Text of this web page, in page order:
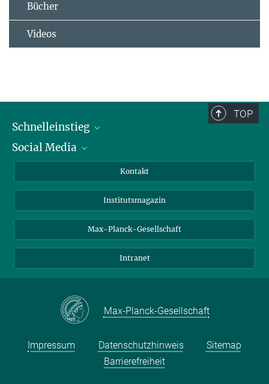
Bücher
Videos
TOP
Schnelleinstieg
Alumni
Fördernde
Schulen
Studierende
Social Media
Bluesky
Facebook
YouTube
Kontakt
Institutsmagazin
Max-Planck-Gesellschaft
Intranet
Max-Planck-Gesellschaft
Impressum Datenschutzhinweis
Sitemap
Barrierefreiheit